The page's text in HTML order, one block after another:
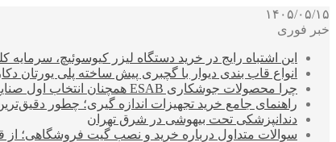
۱۴۰۵/۰۵/۱۵
خبر فوری
این اشتباه رایج در خرید دستگاه لیزر کیوسوئیچ، سرمایه
انواع قاب بندی دیوار با گچبری پیش ساخته پلی
چرا محصولات جوشکاری ESAB همچنان انتخاب اول صنایع بزرگ هستند؟
راهنمای جامع خرید تجهیزات اندازه گیری؛ چطور دقیق‌ترین
دندانپزشکی تحت بیهوشی در شرق تهران
سوالات متداول درباره خرید و نصب گیت فروشگاهی؛